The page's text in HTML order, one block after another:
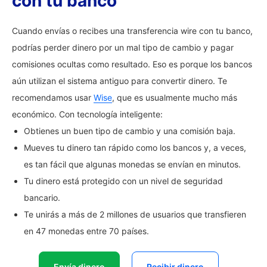
Cuando envías o recibes una transferencia wire con tu banco,
podrías perder dinero por un mal tipo de cambio y pagar
comisiones ocultas como resultado. Eso es porque los bancos
aún utilizan el sistema antiguo para convertir dinero. Te
recomendamos usar Wise, que es usualmente mucho más
económico. Con tecnología inteligente:
Obtienes un buen tipo de cambio y una comisión baja.
Mueves tu dinero tan rápido como los bancos y, a veces,
es tan fácil que algunas monedas se envían en minutos.
Tu dinero está protegido con un nivel de seguridad
bancario.
Te unirás a más de 2 millones de usuarios que transfieren
en 47 monedas entre 70 países.